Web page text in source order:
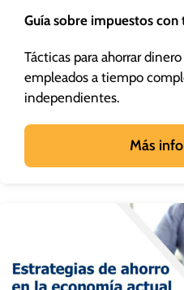
Guía sobre impuestos
Tácticas para ahorrar
empleados a tiempo
independientes.
Más